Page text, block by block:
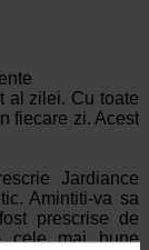
al zilei. Cu toate
fiecare zi. Acest
Jardiance
Amintiti-va sa
prescrise de
cele mai bune